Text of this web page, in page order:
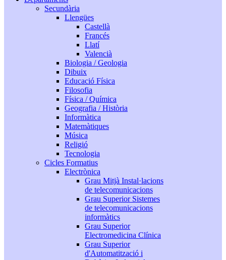
Secundària
Llengües
Castellà
Francés
Llatí
Valencià
Biologia / Geologia
Dibuix
Educació Física
Filosofia
Física / Química
Geografia / Història
Informàtica
Matemàtiques
Música
Religió
Tecnologia
Cicles Formatius
Electrònica
Grau Mitjà Instal·lacions
de telecomunicacions
Grau Superior Sistemes
de telecomunicacions
informàtics
Grau Superior
Electromedicina Clínica
Grau Superior
d'Automatització i